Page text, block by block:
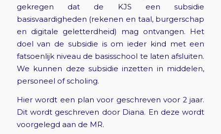
gekregen dat de KJS een subsidie
basisvaardigheden (rekenen en taal, burgerschap
en digitale geletterdheid) mag ontvangen. Het
doel van de subsidie is om ieder kind met een
fatsoenlijk niveau de basisschool te laten afsluiten.
We kunnen deze subsidie inzetten in middelen,
personeel of scholing.
Hier wordt een plan voor geschreven voor 2 jaar.
Dit wordt geschreven door Diana. En deze wordt
voorgelegd aan de MR.